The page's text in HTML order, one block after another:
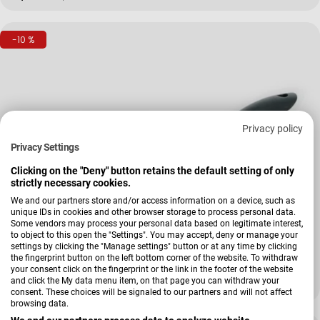
Privacy policy
Privacy Settings
Clicking on the "Deny" button retains the default setting of only
strictly necessary cookies.
We and our partners store and/or access information on a device, such as
unique IDs in cookies and other browser storage to process personal data.
Some vendors may process your personal data based on legitimate interest,
to object to this open the "Settings". You may accept, deny or manage your
settings by clicking the "Manage settings" button or at any time by clicking
the fingerprint button on the left bottom corner of the website. To withdraw
your consent click on the fingerprint or the link in the footer of the website
and click the My data menu item, on that page you can withdraw your
consent. These choices will be signaled to our partners and will not affect
browsing data.
-10 %
Bratpfanne Kerros
Verkäufer:
Kela
+ Weitere Varianten
Verkaufspreis
34,99 €
Regulärer Preis
38,95 €